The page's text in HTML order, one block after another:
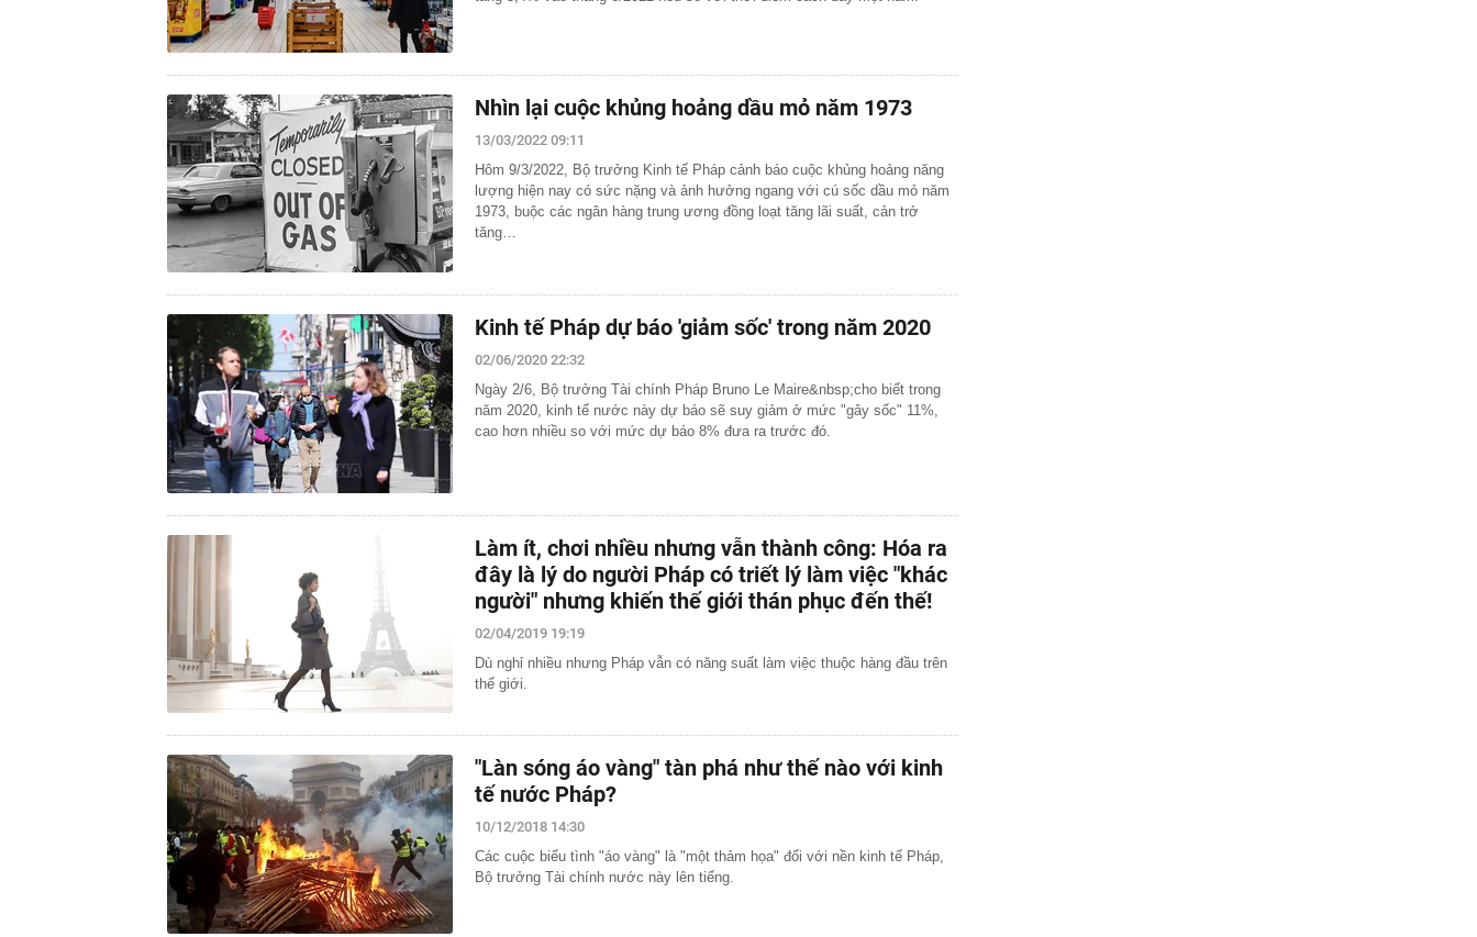
Nhìn lại cuộc khủng hoảng dầu mỏ năm 1973
13/03/2022 09:11
Hôm 9/3/2022, Bộ trưởng Kinh tế Pháp cảnh báo cuộc khủng hoảng năng
lượng hiện nay có sức nặng và ảnh hưởng ngang với cú sốc dầu mỏ năm
1973, buộc các ngân hàng trung ương đồng loạt tăng lãi suất, cản trở
tăng…
Kinh tế Pháp dự báo 'giảm sốc' trong năm 2020
02/06/2020 22:32
Ngày 2/6, Bộ trưởng Tài chính Pháp Bruno Le Maire&nbsp;cho biết trong
năm 2020, kinh tế nước này dự báo sẽ suy giảm ở mức "gây sốc" 11%,
cao hơn nhiều so với mức dự báo 8% đưa ra trước đó.
Làm ít, chơi nhiều nhưng vẫn thành công: Hóa ra
đây là lý do người Pháp có triết lý làm việc "khác
người" nhưng khiến thế giới thán phục đến thế!
02/04/2019 19:19
Dù nghỉ nhiều nhưng Pháp vẫn có năng suất làm việc thuộc hàng đầu trên
thế giới.
"Làn sóng áo vàng" tàn phá như thế nào với kinh
tế nước Pháp?
10/12/2018 14:30
Các cuộc biểu tình "áo vàng" là "một thảm họa" đối với nền kinh tế Pháp,
Bộ trưởng Tài chính nước này lên tiếng.